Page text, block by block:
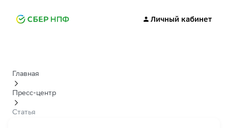
Личный кабинет
Главная
Пресс-центр
Статья